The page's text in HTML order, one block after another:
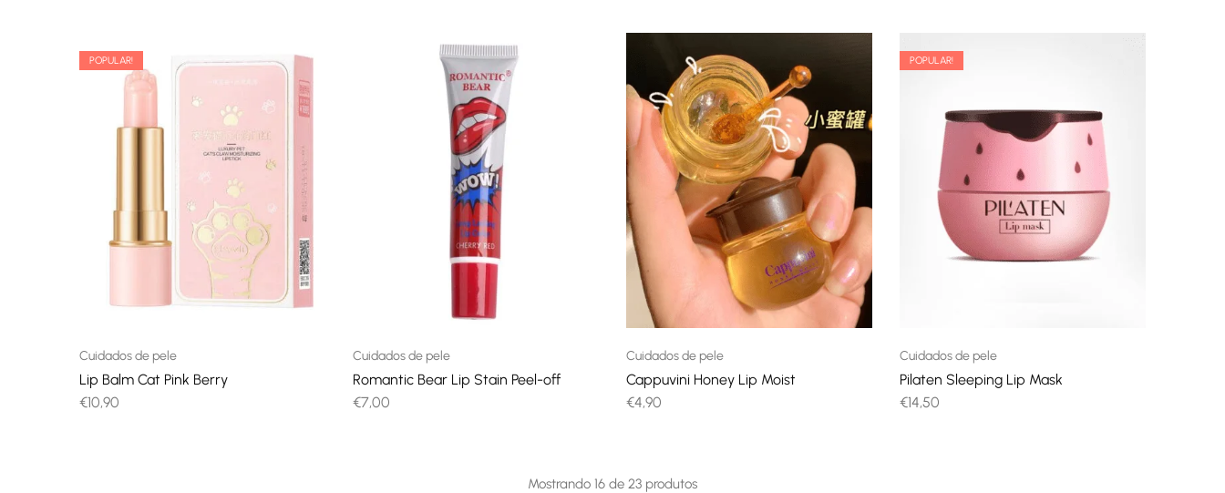
POPULAR!
Cuidados de pele
Lip Balm Cat Pink Berry
€10,90
Cuidados de pele
Romantic Bear Lip Stain Peel-off
€7,00
Cuidados de pele
Cappuvini Honey Lip Moist
€4,90
POPULAR!
Cuidados de pele
Pilaten Sleeping Lip Mask
€14,50
Mostrando 16 de 23 produtos